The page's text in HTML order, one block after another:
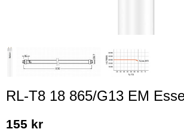
RL-T8 18 865/G13 EM
155 kr